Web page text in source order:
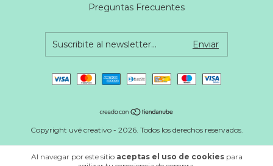
Al navegar por este sitio aceptas el uso de cookiespara
Preguntas Frecuentes
Copyright uvé creativo - 2026. Todos los derechos reservados.